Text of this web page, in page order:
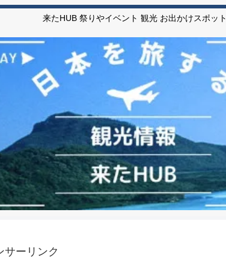
来たHUB 祭りやイベント 観光 お出かけスポット
サーリンク